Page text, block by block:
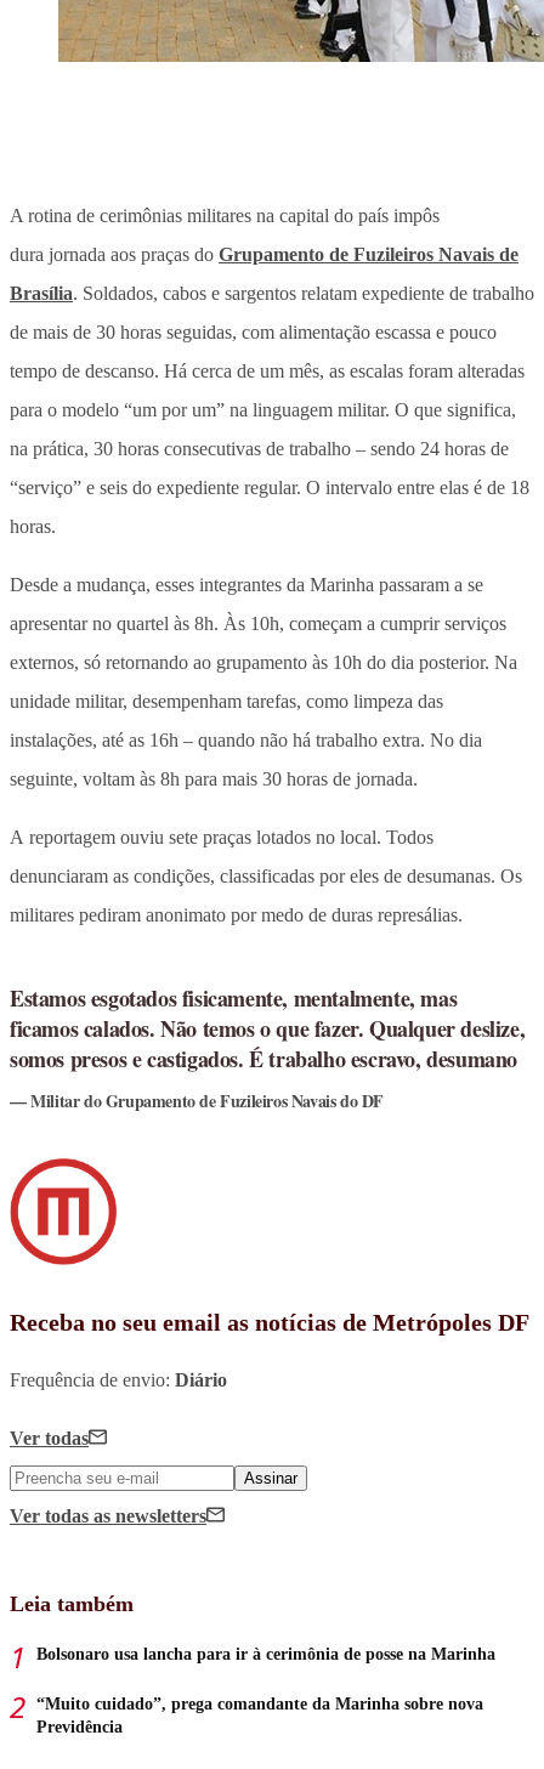
A rotina de cerimônias militares na capital do país impôs
dura jornada aos praças do Grupamento de Fuzileiros Navais de
Brasília. Soldados, cabos e sargentos relatam expediente de trabalho
de mais de 30 horas seguidas, com alimentação escassa e pouco
tempo de descanso. Há cerca de um mês, as escalas foram alteradas
para o modelo “um por um” na linguagem militar. O que significa,
na prática, 30 horas consecutivas de trabalho – sendo 24 horas de
“serviço” e seis do expediente regular. O intervalo entre elas é de 18
horas.
Desde a mudança, esses integrantes da Marinha passaram a se
apresentar no quartel às 8h. Às 10h, começam a cumprir serviços
externos, só retornando ao grupamento às 10h do dia posterior. Na
unidade militar, desempenham tarefas, como limpeza das
instalações, até as 16h – quando não há trabalho extra. No dia
seguinte, voltam às 8h para mais 30 horas de jornada.
A reportagem ouviu sete praças lotados no local. Todos
denunciaram as condições, classificadas por eles de desumanas. Os
militares pediram anonimato por medo de duras represálias.
Estamos esgotados fisicamente, mentalmente, mas
ficamos calados. Não temos o que fazer. Qualquer deslize,
somos presos e castigados. É trabalho escravo, desumano
Militar do Grupamento de Fuzileiros Navais do DF
Receba no seu email as notícias de Metrópoles DF
Frequência de envio: Diário
Ver todas
Assinar
Ver todas as newsletters
Leia também
Bolsonaro usa lancha para ir à cerimônia de posse na Marinha
“Muito cuidado”, prega comandante da Marinha sobre nova
Previdência